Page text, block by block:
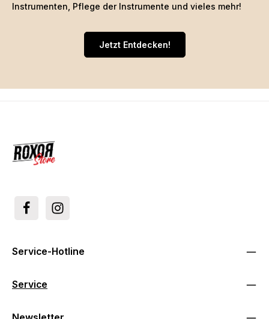
Instrumenten, Pflege der Instrumente und vieles mehr!
Jetzt Entdecken!
Service-Hotline
Service